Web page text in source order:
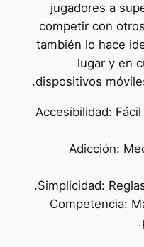
jugadores a
competir con
también lo hace
lugar y en
dispositivos
Accesibilidad:
Adicción:
Simplicidad:
Competencia: